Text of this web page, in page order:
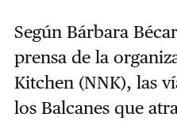
Según Bárbara
prensa de la
Kitchen (NNK), las
los Balcanes que